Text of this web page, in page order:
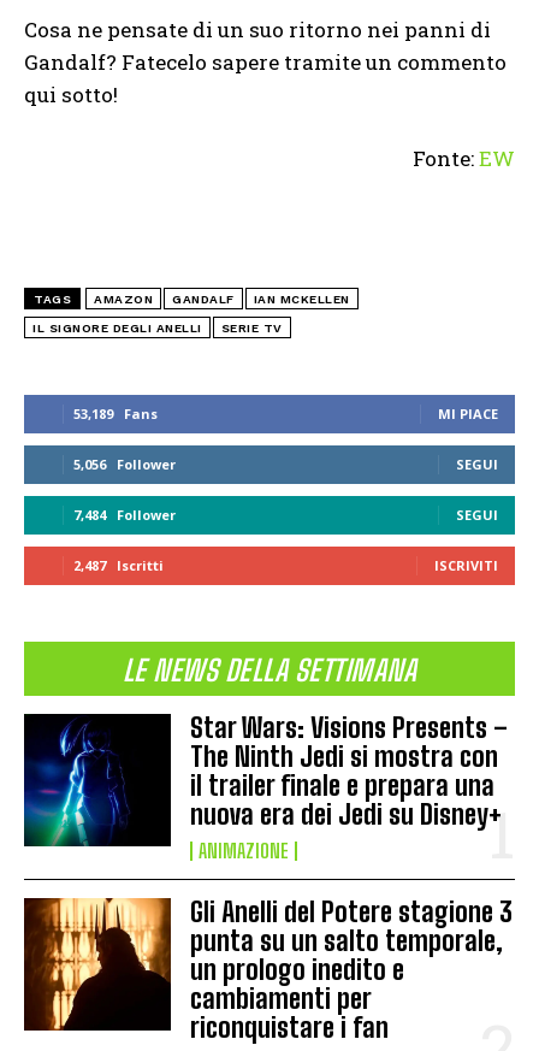
53,189 Fans MI PIACE
5,056 Follower SEGUI
7,484 Follower SEGUI
2,487 Iscritti ISCRIVITI
LE NEWS DELLA SETTIMANA
Star Wars: Visions Presents –
The Ninth Jedi si mostra con
il trailer finale e prepara una
nuova era dei Jedi su Disney+
ANIMAZIONE
Gli Anelli del Potere stagione 3
punta su un salto temporale,
un prologo inedito e
cambiamenti per
riconquistare i fan
Cosa ne pensate di un suo ritorno nei panni di
Gandalf? Fatecelo sapere tramite un commento
qui sotto!
Fonte:EW
TAGS AMAZON GANDALF IAN MCKELLEN
IL SIGNORE DEGLI ANELLI SERIE TV